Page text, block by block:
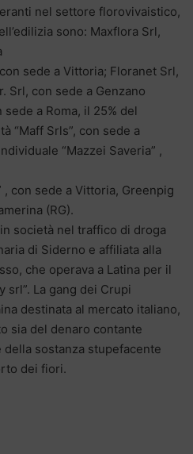
nel settore florovivaistico,
sono: Maxflora Srl,
sede a Vittoria; Floranet Srl,
Srl, con sede a Genzano
a Roma, il 25% del
“Maff Srls”, con sede a
“Mazzei Saveria” ,
, con sede a Vittoria, Greenpig
(RG).
società nel traffico di droga
di Siderno e affiliata alla
che operava a Latina per il
srl”. La gang dei Crupi
destinata al mercato italiano,
sia del denaro contante
della sostanza stupefacente
dei fiori.